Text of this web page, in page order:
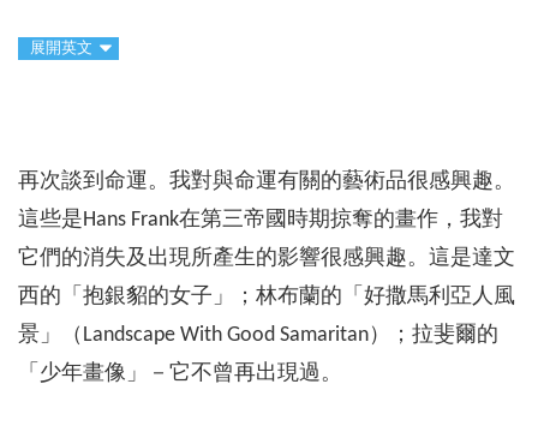
展開英文
再次談到命運。我對與命運有關的藝術品很感興趣。
這些是Hans Frank在第三帝國時期掠奪的畫作，我對
它們的消失及出現所產生的影響很感興趣。這是達文
西的「抱銀貂的女子」；林布蘭的「好撒馬利亞人風
景」（Landscape With Good Samaritan）；拉斐爾的
「少年畫像」－它不曾再出現過。